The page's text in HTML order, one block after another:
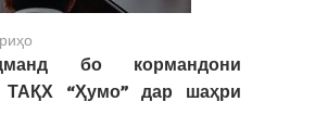
бо кормандони
“Ҳумо” дар шаҳри